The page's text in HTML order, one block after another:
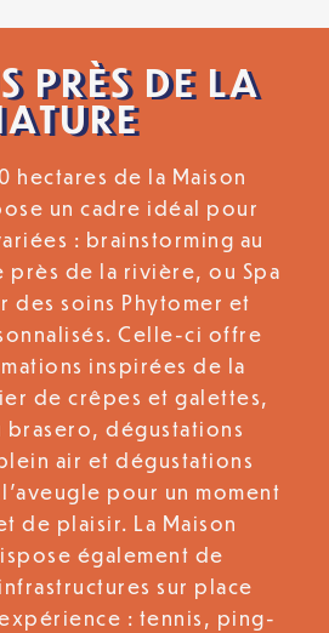
PRÈS DE LA
hectares de la Maison
un cadre idéal pour
: brainstorming au
de la rivière, ou Spa
des soins Phytomer et
Celle-ci offre
inspirées de la
de crêpes et galettes,
brasero, dégustations
air et dégustations
pour un moment
de plaisir. La Maison
également de
sur place
: tennis, ping-